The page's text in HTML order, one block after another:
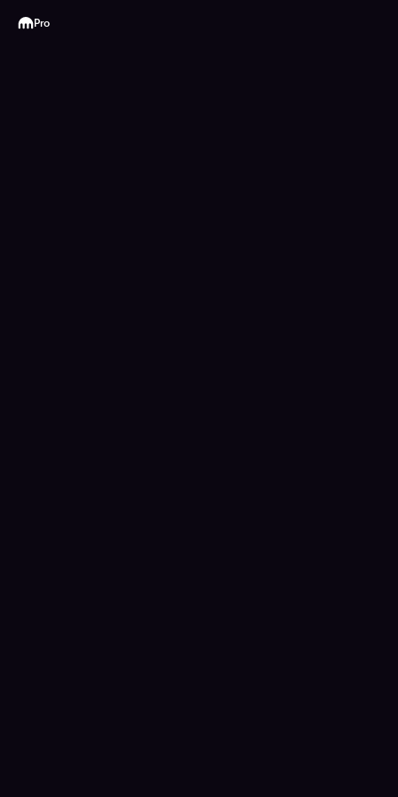
Kraken
Pro